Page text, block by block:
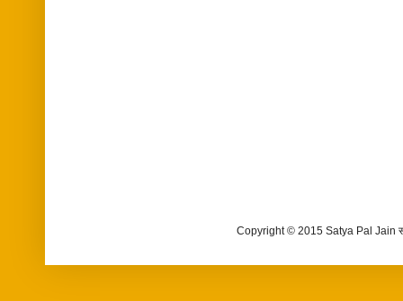
Copyright © 2015 Satya Pal Jain